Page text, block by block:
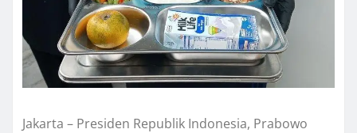
Jakarta – Presiden Republik Indonesia, Prabowo